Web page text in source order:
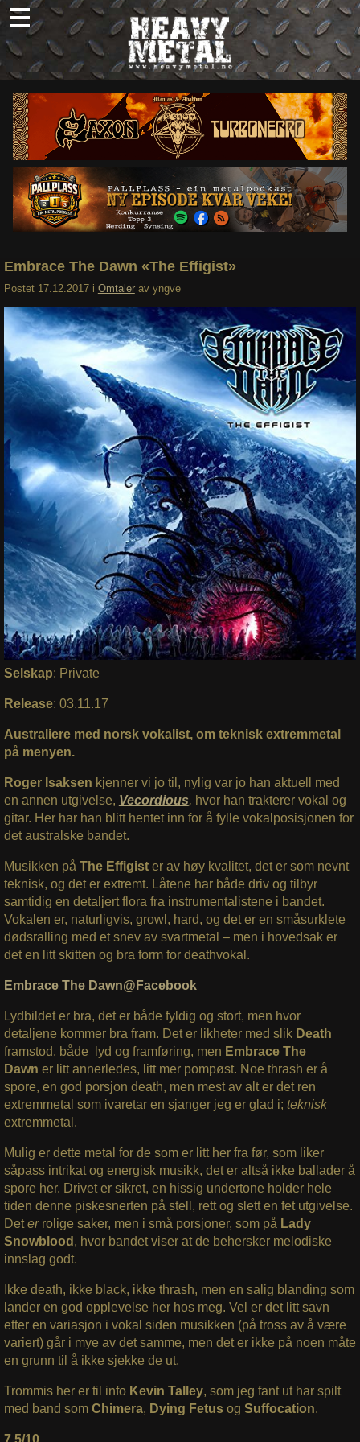
Skip
to
content
Nyheter
Omtaler
Intervjuer
Om oss
Abonner
Søk
Embrace The Dawn «The Effigist»
Postet 17.12.2017 i Omtaler av yngve
Selskap: Private
Release: 03.11.17
Australiere med norsk vokalist, om teknisk extremmetal
på menyen.
Roger Isaksen kjenner vi jo til, nylig var jo han aktuell med
en annen utgivelse, Vecordious, hvor han trakterer vokal og
gitar. Her har han blitt hentet inn for å fylle vokalposisjonen for
det australske bandet.
Musikken på The Effigister av høy kvalitet, det er som nevnt
teknisk, og det er extremt. Låtene har både driv og tilbyr
samtidig en detaljert flora fra instrumentalistene i bandet.
Vokalen er, naturligvis, growl, hard, og det er en småsurklete
dødsralling med et snev av svartmetal – men i hovedsak er
det en litt skitten og bra form for deathvokal.
Embrace The Dawn@Facebook
Lydbildet er bra, det er både fyldig og stort, men hvor
detaljene kommer bra fram. Det er likheter med slik Death
framstod, både lyd og framføring, men Embrace The
Dawn er litt annerledes, litt mer pompøst. Noe thrash er å
spore, en god porsjon death, men mest av alt er det ren
extremmetal som ivaretar en sjanger jeg er glad i; teknisk
extremmetal.
Mulig er dette metal for de som er litt her fra før, som liker
såpass intrikat og energisk musikk, det er altså ikke ballader å
spore her. Drivet er sikret, en hissig undertone holder hele
tiden denne piskesnerten på stell, rett og slett en fet utgivelse.
Deterrolige saker, men i små porsjoner, som på Lady
Snowblood , hvor bandet viser at de behersker melodiske
innslag godt.
Ikke death, ikke black, ikke thrash, men en salig blanding som
lander en god opplevelse her hos meg. Vel er det litt savn
etter en variasjon i vokal siden musikken (på tross av å være
variert) går i mye av det samme, men det er ikke på noen måte
en grunn til å ikke sjekke de ut.
Trommis her er til info Kevin Talley, som jeg fant ut har spilt
med band som Chimera, Dying Fetusog Suffocation.
7,5/10